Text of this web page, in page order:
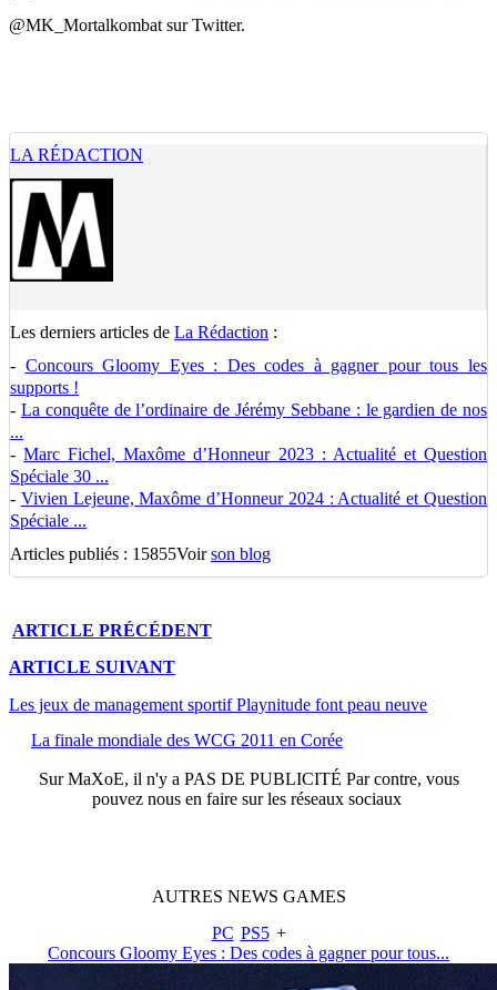
@MK_Mortalkombat sur Twitter.
LA RÉDACTION
Les derniers articles de La Rédaction :
- Concours Gloomy Eyes : Des codes à gagner pour tous les
supports !
- La conquête de l’ordinaire de Jérémy Sebbane : le gardien de nos
...
-Marc Fichel, Maxôme d’Honneur 2023 : Actualité et Question
Spéciale 30 ...
- Vivien Lejeune, Maxôme d’Honneur 2024 : Actualité et Question
Spéciale ...
Articles publiés : 15855Voirson blog
ARTICLE PRÉCÉDENT
ARTICLE SUIVANT
Les jeux de management sportif Playnitude font peau neuve
La finale mondiale des WCG 2011 en Corée
SurMaXoE, il n'y a PAS DE PUBLICITÉ Par contre, vous
pouvez nous en faire sur les réseaux sociaux
AUTRES NEWS GAMES
PC PS5 +
Concours Gloomy Eyes : Des codes à gagner pour tous...